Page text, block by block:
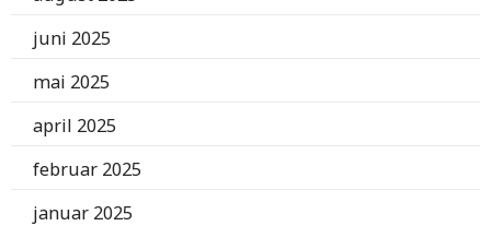
juni 2025
mai 2025
april 2025
februar 2025
januar 2025